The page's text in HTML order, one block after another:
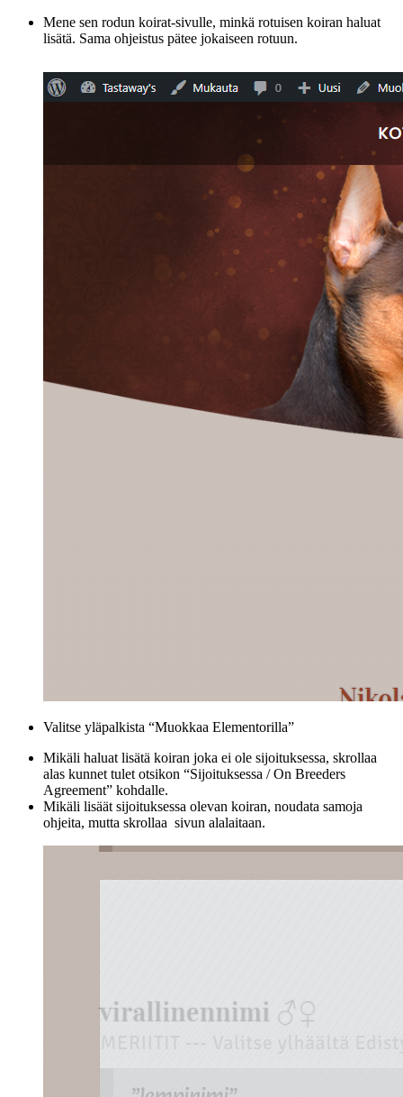
Mene sen rodun koirat-sivulle, minkä rotuisen koiran haluat
lisätä. Sama ohjeistus pätee jokaiseen rotuun.
Valitse yläpalkista “Muokkaa Elementorilla”
Mikäli haluat lisätä koiran joka ei ole sijoituksessa, skrollaa
alas kunnet tulet otsikon “Sijoituksessa / On Breeders
Agreement” kohdalle.
Mikäli lisäät sijoituksessa olevan koiran, noudata samoja
ohjeita, mutta skrollaa sivun alalaitaan.